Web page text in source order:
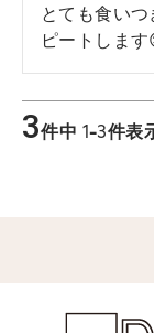
とても食い
ピートします
3件中 1-3件表